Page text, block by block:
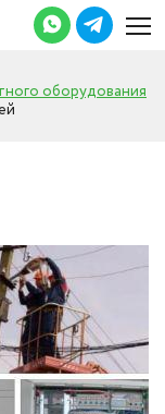
оборудования